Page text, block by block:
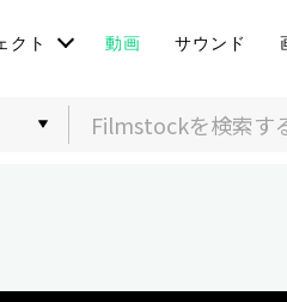
クト 動画 サウンド